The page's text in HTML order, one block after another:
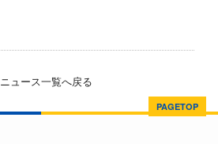
ニュース一覧へ戻る
PAGETOP